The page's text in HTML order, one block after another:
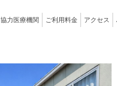
協力医療機関 ご利用料金 アクセス